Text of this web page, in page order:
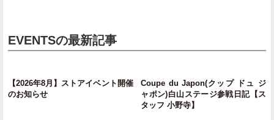
EVENTSの最新記事
【2026年8月】ストアイベント開催
のお知らせ
Coupe du Japon(クップ ドュ ジ
ャポン)白山ステージ参戦日記【ス
タッフ 小野寺】